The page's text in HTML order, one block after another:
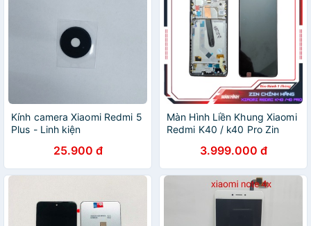
Kính camera Xiaomi Redmi 5
Plus - Linh kiện
25.900 đ
Màn Hình Liền Khung Xiaomi
Redmi K40 / k40 Pro Zin
3.999.000 đ